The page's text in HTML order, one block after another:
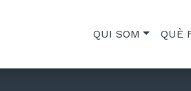
QUI SOM QUÈ